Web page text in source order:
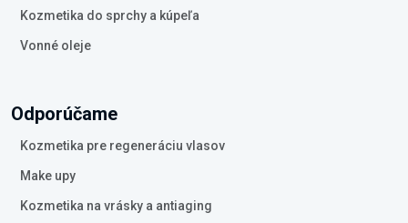
Kozmetika do sprchy a kúpeľa
Vonné oleje
Odporúčame
Kozmetika pre regeneráciu vlasov
Make upy
Kozmetika na vrásky a antiaging